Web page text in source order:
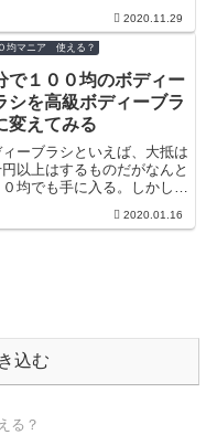
が無いと不自由です。ち...
2020.11.29
均マニア 使える？
で１００均のボディー
シを高級ボディーブラ
変えてみる
ィーブラシといえば、大抵は
以上はするものだがなんと
０均でも手に入る。しかし実
痛い(>_<)強靭な肌の持ち主
2020.01.16
込む
る？